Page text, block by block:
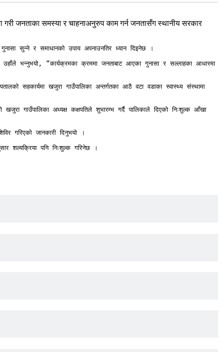
जनताका समस्या र चाहनाअनुरुप काम गर्न जनतासँग स्थानीय सरकार
सुन्ने र समाधानको उपाय अपनाउनतिर ध्यान दिइनेछ ।
भन्नुभयो, “कार्यक्रमका क्रममा जनताबाट आएका गुनासा र सल्लाहका आधारमा
सहकार्यमा खजुरा गाउँपालिका अन्तर्गतका आठै वटा वडाका स्वास्थ्य संस्थामा
गाउँपालिका अध्यक्ष कक्षपतिले शुभारम्भ गर्दै पालिकाले दिएको निःशुल्क आँखा
गरिएको जानकारी दिनुभयो ।
शल्यक्रिया पनि निःशुल्क गरिनेछ ।